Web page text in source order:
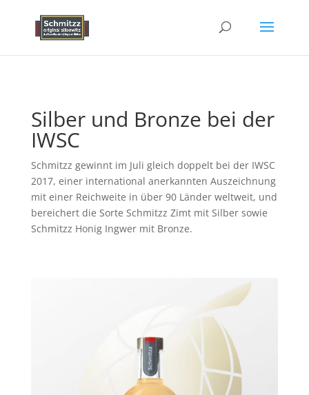
Silber und Bronze bei der
IWSC
Schmitzz gewinnt im Juli gleich doppelt bei der IWSC
2017, einer international anerkannten Auszeichnung
mit einer Reichweite in über 90 Länder weltweit, und
bereichert die Sorte Schmitzz Zimt mit Silber sowie
Schmitzz Honig Ingwer mit Bronze.